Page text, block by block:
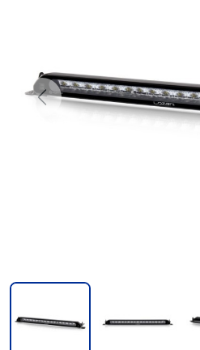
Previous